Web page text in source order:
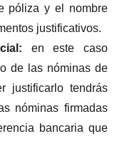
póliza y el nombre
justificativos.
en este caso
de las nóminas de
justificarlo tendrás
nóminas firmadas
bancaria que